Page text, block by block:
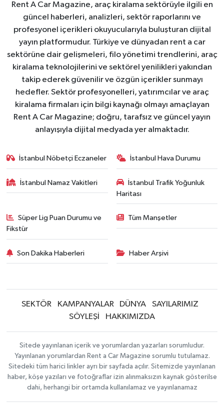
Rent A Car Magazine, araç kiralama sektörüyle ilgili en
güncel haberleri, analizleri, sektör raporlarını ve
profesyonel içerikleri okuyucularıyla buluşturan dijital
yayın platformudur. Türkiye ve dünyadan rent a car
sektörüne dair gelişmeleri, filo yönetimi trendlerini, araç
kiralama teknolojilerini ve sektörel yenilikleri yakından
takip ederek güvenilir ve özgün içerikler sunmayı
hedefler. Sektör profesyonelleri, yatırımcılar ve araç
kiralama firmaları için bilgi kaynağı olmayı amaçlayan
Rent A Car Magazine; doğru, tarafsız ve güncel yayın
anlayışıyla dijital medyada yer almaktadır.
İstanbul Nöbetçi Eczaneler İstanbul Hava Durumu
İstanbul Namaz Vakitleri
İstanbul Trafik Yoğunluk
Haritası
Süper Lig Puan Durumu ve
Fikstür
Tüm Manşetler
Son Dakika Haberleri Haber Arşivi
SEKTÖR KAMPANYALAR DÜNYA
SAYILARIMIZ
SÖYLEŞİ
HAKKIMIZDA
Sitede yayınlanan içerik ve yorumlardan yazarları sorumludur.
Yayınlanan yorumlardan Rent a Car Magazine sorumlu tutulamaz.
Sitedeki tüm harici linkler ayrı bir sayfada açılır. Sitemizde yayınlanan
haber, köşe yazıları ve fotoğraflar izin alınmaksızın kaynak gösterilse
dahi, herhangi bir ortamda kullanılamaz ve yayınlanamaz